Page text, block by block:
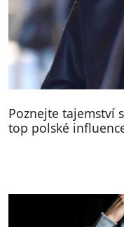
Poznejte tajemství
top polské